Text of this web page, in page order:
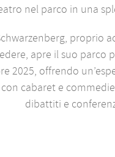
nel parco in una
proprio
apre il suo parco
2025, offrendo
cabaret e
dibattiti e